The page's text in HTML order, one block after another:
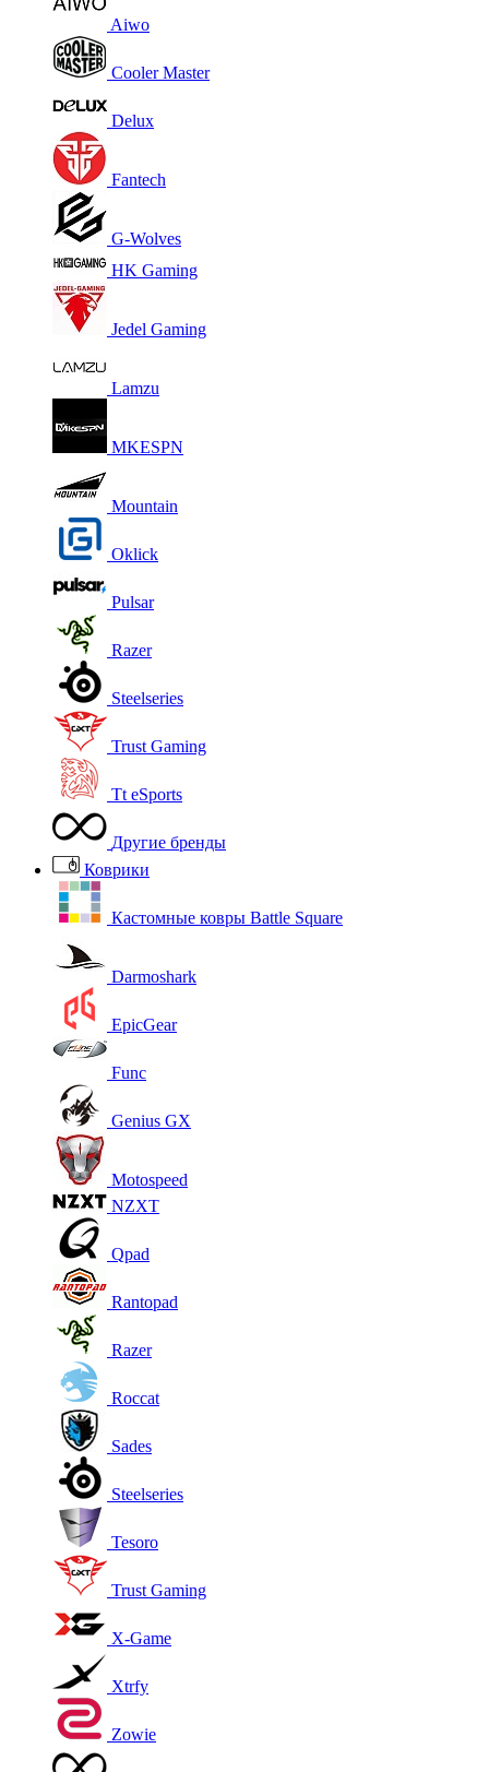
Aiwo
Cooler Master
Delux
Fantech
G-Wolves
HK Gaming
Jedel Gaming
Lamzu
MKESPN
Mountain
Oklick
Pulsar
Razer
Steelseries
Trust Gaming
Tt eSports
Другие бренды
Коврики
Кастомные ковры Battle Square
Darmoshark
EpicGear
Func
Genius GX
Motospeed
NZXT
Qpad
Rantopad
Razer
Roccat
Sades
Steelseries
Tesoro
Trust Gaming
X-Game
Xtrfy
Zowie